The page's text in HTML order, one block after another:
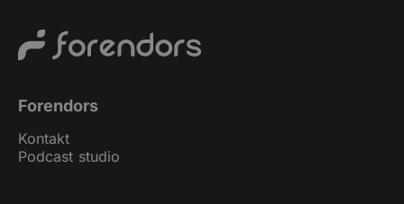
Forendors
Kontakt
Podcast studio